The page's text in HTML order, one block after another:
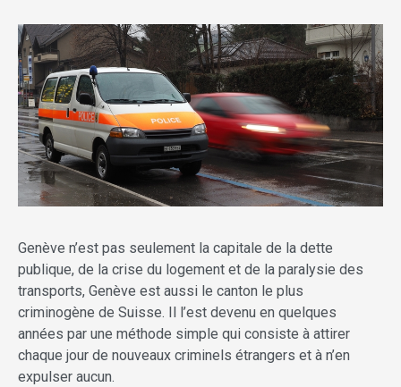
Genève n’est pas seulement la capitale de la dette
publique, de la crise du logement et de la paralysie des
transports, Genève est aussi le canton le plus
criminogène de Suisse. Il l’est devenu en quelques
années par une méthode simple qui consiste à attirer
chaque jour de nouveaux criminels étrangers et à n’en
expulser aucun.